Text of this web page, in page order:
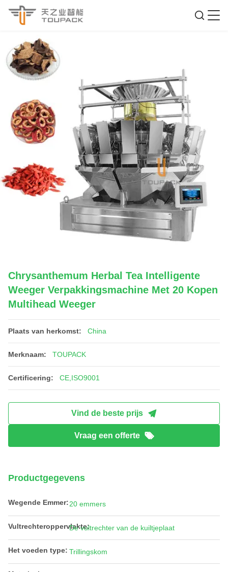
Chrysanthemum Herbal Tea Intelligente
Weeger Verpakkingsmachine Met 20 Kopen
Multihead Weeger
Plaats van herkomst: China
Merknaam: TOUPACK
Certificering: CE,ISO9001
Vind de beste prijs
Vraag een offerte
Productgegevens
Wegende Emmer:20 emmers
Vultrechteroppervlakte:De vultrechter van de kuiltjeplaat
Het voeden type: Trillingskom